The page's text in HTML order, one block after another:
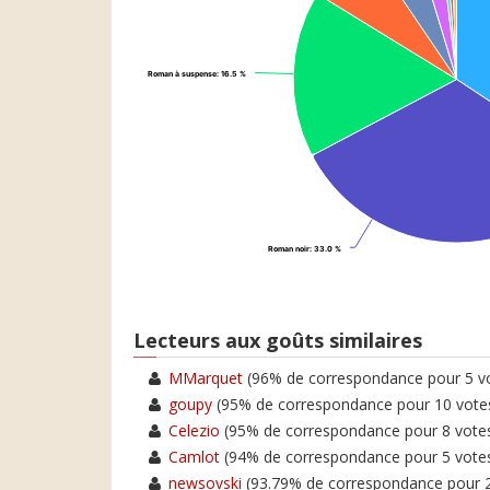
Roman noir: 33.0 %
Roman noir: 33.0 %
Roman à suspense: 16.5 %
Roman à suspense: 16.5 %
Lecteurs aux goûts similaires
MMarquet (96% de correspondance pour 5
goupy (95% de correspondance pour 10
Celezio (95% de correspondance pour 8
Camlot (94% de correspondance pour 5
newsovski (93.79% de correspondance pour